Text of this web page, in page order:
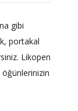
gibi
portakal
Likopen
öğünlerinizin